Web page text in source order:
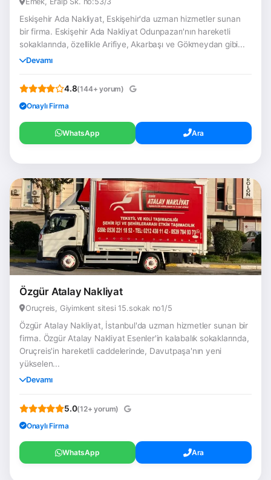
Eskişehir Ada Nakliyat, Eskişehir'da uzman hizmetler sunan
bir firma. Eskişehir Ada Nakliyat Odunpazarı'nın hareketli
sokaklarında, özellikle Arifiye, Akarbaşı ve Gökmeydan gibi...
Devamı
4.8(144+ yorum)
Onaylı Firma
WhatsApp Ara
Özgür Atalay Nakliyat
Oruçreis, Giyimkent sitesi 15.sokak no1/5
Özgür Atalay Nakliyat, İstanbul'da uzman hizmetler sunan bir
firma. Özgür Atalay Nakliyat Esenler'in kalabalık sokaklarında,
Oruçreis'in hareketli caddelerinde, Davutpaşa'nın yeni
yükselen...
Devamı
5.0(12+ yorum)
Onaylı Firma
WhatsApp Ara